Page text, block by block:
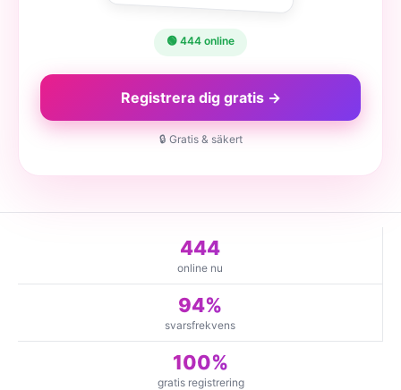
🟢 444 online
Registrera dig gratis →
🔒 Gratis & säkert
444
online nu
94%
svarsfrekvens
100%
gratis registrering